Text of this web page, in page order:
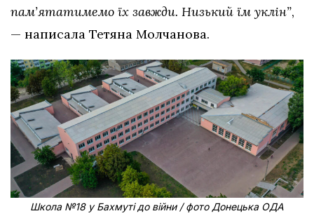
пам’ятатимемо їх завжди. Низький їм уклін”,
— написала Тетяна Молчанова.
Школа №18 у Бахмуті до війни / фото Донецька ОДА